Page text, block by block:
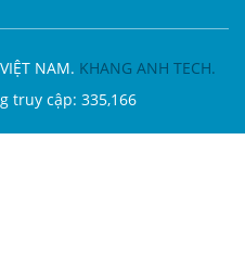
NAM. KHANG ANH TECH.
truy cập: 335,166